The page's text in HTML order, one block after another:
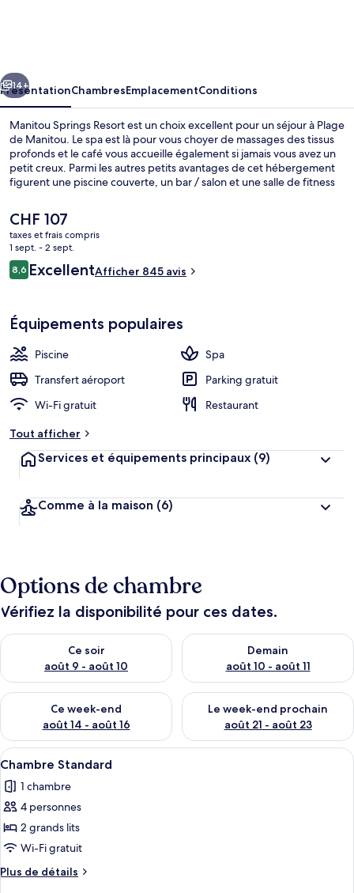
Suivant
14+
PrésentationChambresEmplacementConditions
Manitou Springs Resort est un choix excellent pour un séjour à Plage
de Manitou. Le spa est là pour vous choyer de massages des tissus
profonds et le café vous accueille également si jamais vous avez un
petit creux. Parmi les autres petits avantages de cet hébergement
figurent une piscine couverte, un bar / salon et une salle de fitness
attentionné remportent un franc succès auprès des autres
voyageurs.
Le
prix
actuel
est
de
CHF 107
taxes et frais compris
1 sept. - 2 sept.
Avis
voyageurs
8,68,6 sur 10
ExcellentAfficher 845 avis
Équipements populaires
Piscine
Spa
Transfert aéroport
Parking gratuit
Wi-Fi gratuit
Restaurant
Tout afficher
Services et équipements principaux (9)
Comme à la maison (6)
Options de chambre
Vérifiez la disponibilité pour ces dates.
Ce soir
août 9 - août 10
Vérifier la disponibilité pour ce soir août 9 - août 10
Demain
août 10 - août 11
Vérifier la disponibilité pour
Ce week-end
août 14 - août 16
Vérifier la disponibilité pour ce week-end août 14 - août 16
Le week-end prochain
août 21 - août 23
Vérifier la disponibilité pour
Afficher
toutes
les
photos
pour
ce
type
de
Une chambre d’hôtel avec deux
1
Chambre Standard
1 chambre
4 personnes
2 grands lits
Wi-Fi gratuit
Plus de détails
Plus